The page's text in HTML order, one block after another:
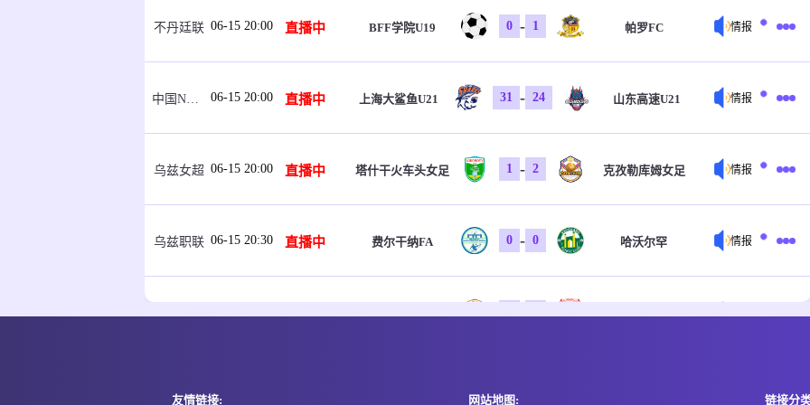
不丹廷联 06-15 20:00 直播中 BFF学院U19 0 - 1 帕罗FC 情报
中国NBL U21 06-15 20:00 直播中 上海大鲨鱼U21 31 - 24 山东高速U21 情报
乌兹女超 06-15 20:00 直播中 塔什干火车头女足 1 - 2 克孜勒库姆女足 情报
乌兹职联 06-15 20:30 直播中 费尔干纳FA 0 - 0 哈沃尔罕 情报
坦桑超 即将开始
友情链接: 网站地图: 链接分